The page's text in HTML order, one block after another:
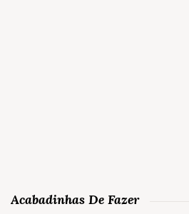
Acabadinhas De Fazer